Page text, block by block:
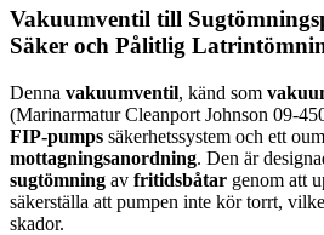
Vakuumventil till
Säker och Pålitlig
Denna vakuumventil, känd som
(Marinarmatur Cleanport Johnson 09-
FIP-pumps säkerhetssystem och ett
mottagningsanordning. Den är
sugtömning av fritidsbåtar genom att
säkerställa att pumpen inte kör torrt,
skador.